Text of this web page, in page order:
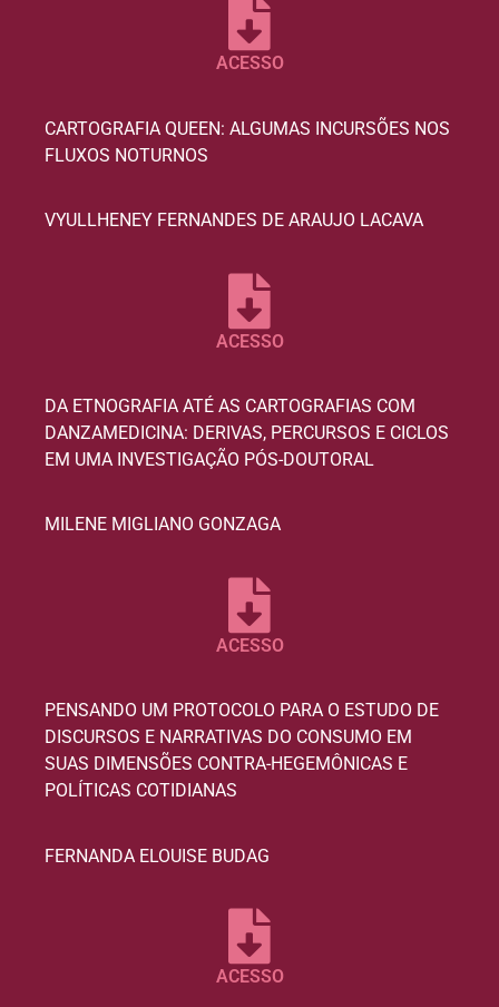
ACESSO
CARTOGRAFIA QUEEN: ALGUMAS INCURSÕES NOS
FLUXOS NOTURNOS
VYULLHENEY FERNANDES DE ARAUJO LACAVA
ACESSO
DA ETNOGRAFIA ATÉ AS CARTOGRAFIAS COM
DANZAMEDICINA: DERIVAS, PERCURSOS E CICLOS
EM UMA INVESTIGAÇÃO PÓS-DOUTORAL
MILENE MIGLIANO GONZAGA
ACESSO
PENSANDO UM PROTOCOLO PARA O ESTUDO DE
DISCURSOS E NARRATIVAS DO CONSUMO EM
SUAS DIMENSÕES CONTRA-HEGEMÔNICAS E
POLÍTICAS COTIDIANAS
FERNANDA ELOUISE BUDAG
ACESSO